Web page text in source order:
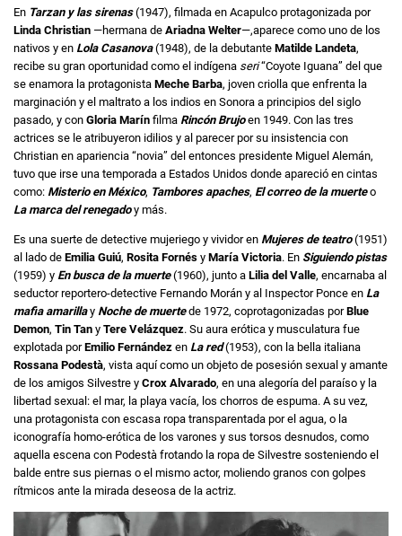
En Tarzan y las sirenas(1947), filmada en Acapulco protagonizada por
Linda Christian —hermana de Ariadna Welter—,aparece como uno de los
nativos y en Lola Casanova(1948), de la debutante Matilde Landeta,
recibe su gran oportunidad como el indígena seri“Coyote Iguana” del que
se enamora la protagonista Meche Barba, joven criolla que enfrenta la
marginación y el maltrato a los indios en Sonora a principios del siglo
pasado, y con Gloria Marín filma Rincón Brujoen 1949. Con las tres
actrices se le atribuyeron idilios y al parecer por su insistencia con
Christian en apariencia “novia” del entonces presidente Miguel Alemán,
tuvo que irse una temporada a Estados Unidos donde apareció en cintas
como: Misterio en México, Tambores apaches, El correo de la muerteo
La marca del renegadoy más.
Es una suerte de detective mujeriego y vividor en Mujeres de teatro(1951)
al lado de Emilia Guiú, Rosita Fornés y María Victoria. En Siguiendo pistas
(1959) y En busca de la muerte(1960), junto a Lilia del Valle, encarnaba al
seductor reportero-detective Fernando Morán y al Inspector Ponce en La
mafia amarillay Noche de muertede 1972, coprotagonizadas porBlue
Demon, Tin Tan y Tere Velázquez. Su aura erótica y musculatura fue
explotada porEmilio Fernández en La red(1953), con la bella italiana
Rossana Podestà, vista aquí como un objeto de posesión sexual y amante
de los amigos Silvestre y Crox Alvarado, en una alegoría del paraíso y la
libertad sexual: el mar, la playa vacía, los chorros de espuma. A su vez,
una protagonista con escasa ropa transparentada por el agua, o la
iconografía homo-erótica de los varones y sus torsos desnudos, como
aquella escena con Podestà frotando la ropa de Silvestre sosteniendo el
balde entre sus piernas o el mismo actor, moliendo granos con golpes
rítmicos ante la mirada deseosa de la actriz.